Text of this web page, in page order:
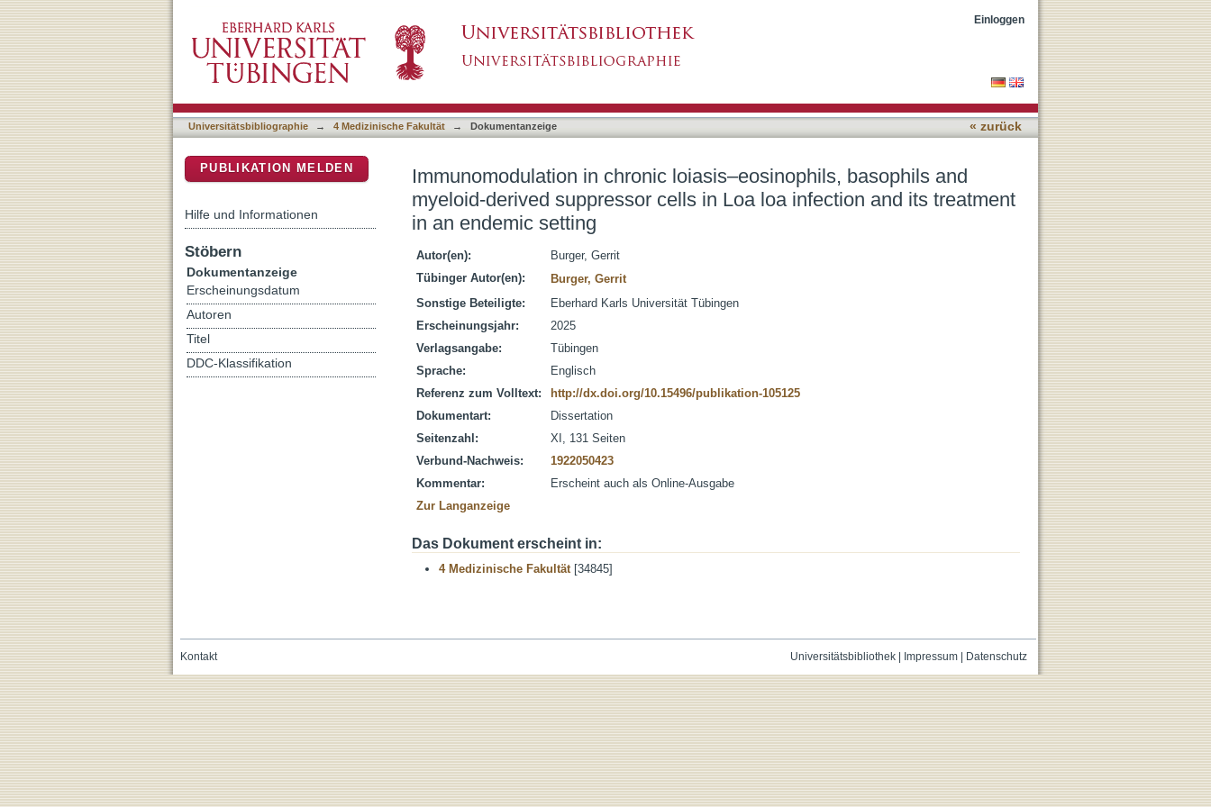
Immunomodulation in chronic loiasis–eosinophils, basophils and myeloid-derived suppressor cells
in Loa loa infection and its treatment in an endemic setting
Einloggen
Universitätsbibliographie → 4 Medizinische Fakultät → Dokumentanzeige « zurück
Immunomodulation in chronic loiasis–eosinophils, basophils and
myeloid-derived suppressor cells in Loa loa infection and its treatment
in an endemic setting
Autor(en):
Burger, Gerrit
Tübinger Autor(en):
Burger, Gerrit
Sonstige Beteiligte:
Eberhard Karls Universität Tübingen
Erscheinungsjahr:
2025
Verlagsangabe:
Tübingen
Sprache:
Englisch
Referenz zum Volltext:
http://dx.doi.org/10.15496/publikation-105125
Dokumentart:
Dissertation
Seitenzahl:
XI, 131 Seiten
Verbund-Nachweis:
1922050423
Kommentar:
Erscheint auch als Online-Ausgabe
Zur Langanzeige
Das Dokument erscheint in:
4 Medizinische Fakultät[34845]
PUBLIKATION MELDEN
Hilfe und Informationen
Stöbern
Dokumentanzeige
Erscheinungsdatum
Autoren
Titel
DDC-Klassifikation
Universitätsbibliothek| Impressum| Datenschutz
Kontakt